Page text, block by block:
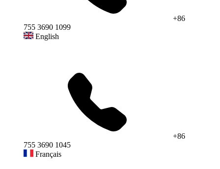
+86
755 3690 1099
English
+86
755 3690 1045
Français